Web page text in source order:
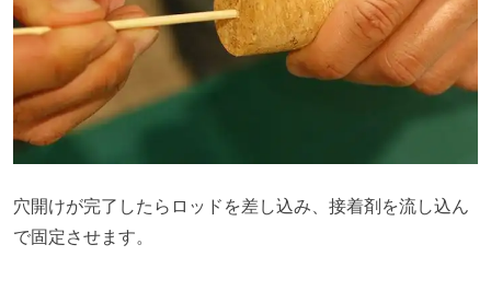
穴開けが完了したらロッドを差し込み、接着剤を流し込ん
で固定させます。